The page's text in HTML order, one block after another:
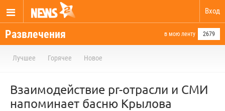
Вход
Развлечения в мою ленту 2679
Лучшее Горячее Новое
Взаимодействие pr-отрасли и СМИ
напоминает басню Крылова